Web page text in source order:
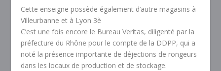
Cette enseigne possède également d’autre magasins à
Villeurbanne et à Lyon 3è
C’est une fois encore le Bureau Veritas, diligenté par la
préfecture du Rhône pour le compte de la DDPP, qui a
noté la présence importante de déjections de rongeurs
dans les locaux de production et de stockage.